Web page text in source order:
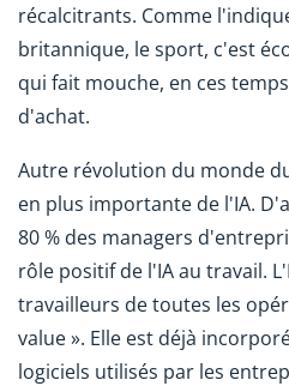
récalcitrants. Comme
britannique, le sport, c'est
qui fait mouche, en ces
d'achat.
Autre révolution du monde
en plus importante de l'IA.
80 % des managers
rôle positif de l'IA au travail.
travailleurs de toutes les
value ». Elle est déjà
logiciels utilisés par les